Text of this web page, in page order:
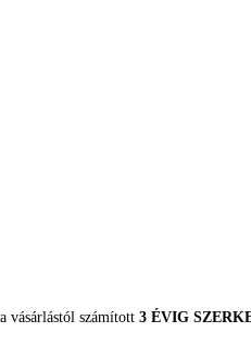
vásárlástól számított 3 ÉVIG